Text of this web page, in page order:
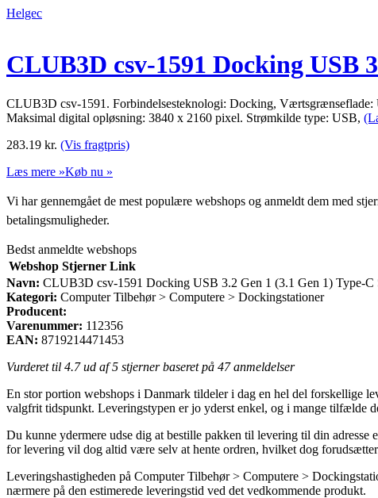
Helgec
CLUB3D csv-1591 Docking USB
CLUB3D csv-1591. Forbindelsesteknologi: Docking,
Maksimal digital opløsning: 3840 x 2160 pixel. Strømkilde type: USB,
283.19 kr. (Vis fragtpris)
Læs mere »Køb nu »
Vi har gennemgået de mest populære webshops og anmeldt dem med
betalingsmuligheder.
Bedst anmeldte webshops
Webshop Stjerner Link
Navn: CLUB3D csv-1591 Docking USB 3.2 Gen 1 (3.1 Gen 1) Type-C
Kategori: Computer Tilbehør > Computere > Dockingstationer
Producent:
Varenummer: 112356
EAN: 8719214471453
Vurderet til 4.7ud af 5 stjerner baseret på 47anmeldelser
En stor portion webshops i Danmark tildeler i dag en hel del forskellige
valgfrit tidspunkt. Leveringstypen er jo yderst enkel, og i mange tilfælde
Du kunne ydermere udse dig at bestille pakken til levering til din
for levering vil dog altid være selv at hente ordren, hvilket dog
Leveringshastigheden på Computer Tilbehør > Computere >
nærmere på den estimerede leveringstid ved det vedkommende produkt.